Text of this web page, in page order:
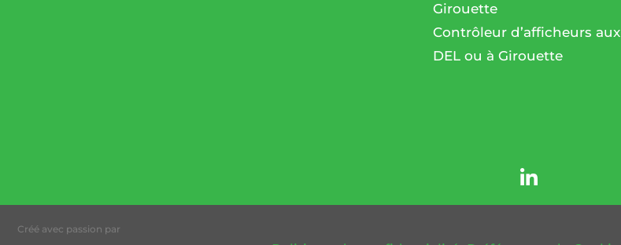
Girouette
Contrôleur d’afficheurs aux
DEL ou à Girouette
Créé avec passion par